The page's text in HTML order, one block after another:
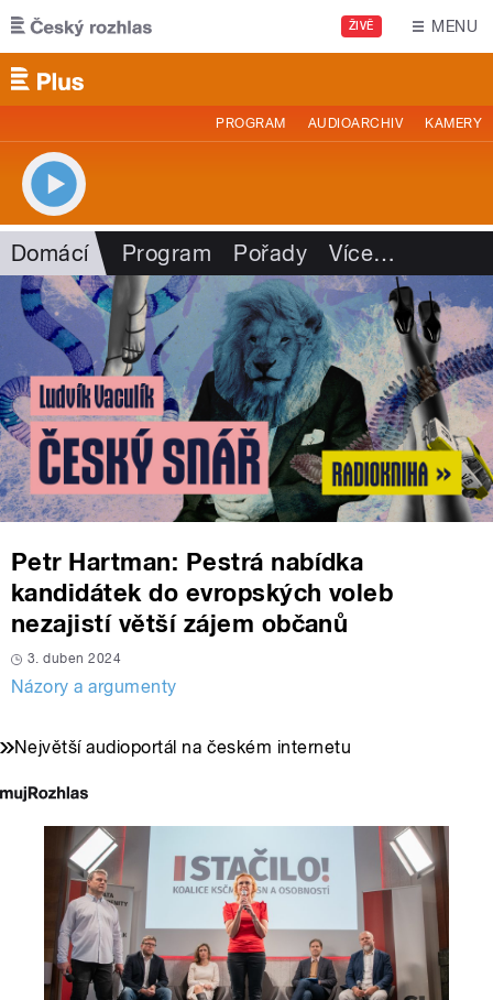
Přejít k hlavnímu obsahu
ŽIVĚ MENU
PROGRAM AUDIOARCHIV KAMERY
Domácí Program Pořady Více…
Petr Hartman: Pestrá nabídka
kandidátek do evropských voleb
nezajistí větší zájem občanů
3. duben 2024
Názory a argumenty
Největší audioportál na českém internetu